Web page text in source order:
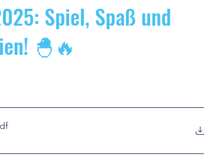
Spiel, Spaß und
🐣🔥